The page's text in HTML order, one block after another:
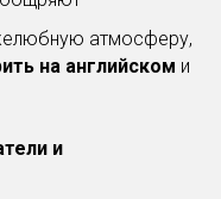
атмосферу,
на английском и
и